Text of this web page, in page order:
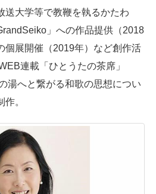
送大学等で教鞭を執るかたわ
」への作品提供（2018
個展開催（2019年）など創作活
連載「ひとうたの茶席」
湯へと繋がる和歌の思想につい
。